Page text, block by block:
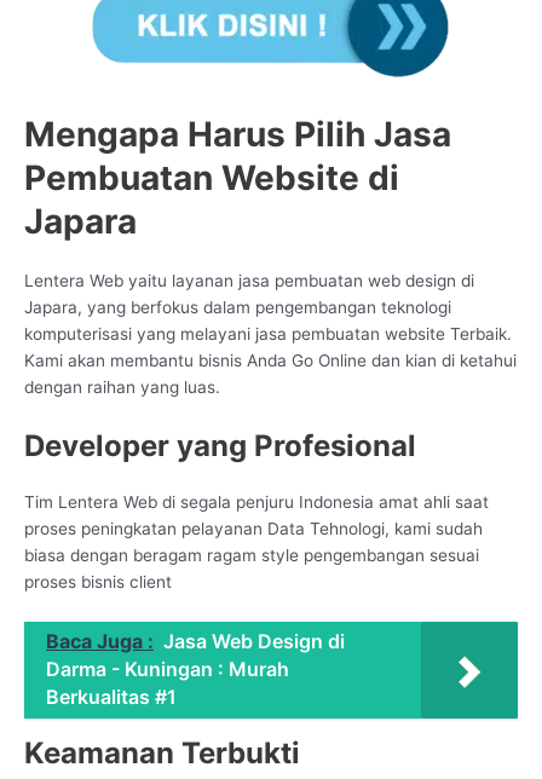
Mengapa Harus Pilih Jasa
Pembuatan Website di
Japara
Lentera Web yaitu layanan jasa pembuatan web design di
Japara, yang berfokus dalam pengembangan teknologi
komputerisasi yang melayani jasa pembuatan website Terbaik.
Kami akan membantu bisnis Anda Go Online dan kian di ketahui
dengan raihan yang luas.
Developer yang Profesional
Tim Lentera Web di segala penjuru Indonesia amat ahli saat
proses peningkatan pelayanan Data Tehnologi, kami sudah
biasa dengan beragam ragam style pengembangan sesuai
proses bisnis client
Baca Juga : Jasa Web Design di
Darma - Kuningan : Murah
Berkualitas #1
Keamanan Terbukti